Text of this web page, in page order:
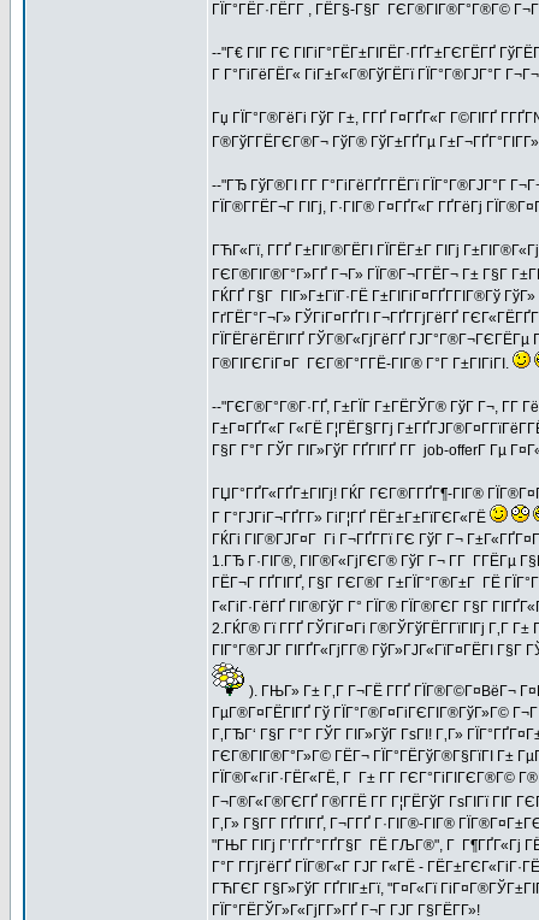
ГЇГ°ГЁГ·ГЁГ­Г , ГЁГ§-Г§Г ГЄГ®ГІГ®Г°Г®Г©
--"Г€ ГІГ ГЄ ГІГіГ°ГЁГ±ГІГЁГ·ГҐГ±ГЄГЁГҐ
Г Г°ГіГёГЁГ« ГіГ±Г«Г®ГўГЁГї ГЇГ°Г®ГЈГ°Г
Гџ ГЇГ°Г®ГёГі ГўГ Г±, Г­ГҐ Г¤ГҐГ«Г Г©ГІГҐ
Г®ГўГ­ГЁГЄГ®Г¬ ГўГ® ГўГ±ГҐГµ
--"ГЂ ГўГ®ГІ Г­Г Г°ГіГёГҐГ­ГЁГї ГЇГ°Г®ГЈГ°Г
ГЇГ®Г­ГЁГ¬Г ГІГј, Г·ГІГ® Г¤ГҐГ«Г ГҐГёГј
ГЋГ«Гї, Г­ГҐ Г±ГІГ®ГЁГІ ГЇГЁГ±Г ГІГј
ГЄГ®ГІГ®Г°Г»ГҐ Г¬Г» ГЇГ®Г¬Г­ГЁГ¬ Г± Г§Г
ГЌГҐ Г§Г ГІГ»Г±ГїГ·ГЁ Г±ГІГіГ¤ГҐГ­ГІГ®Гў
ГґГЁГ°Г¬Г» ГЎГіГ¤ГҐГІ Г¬ГҐГ­ГјГёГҐ
ГЇГЁГёГЁГІГҐ ГЎГ®Г«ГјГёГҐ ГЈГ°Г®Г¬ГЄГЁГµ
Г®ГІГЄГіГ¤Г ГЄГ®Г°Г­ГЁ-ГІГ® Г°Г Г±ГІГіГІ.
--"ГЄГ®Г°Г®Г·ГҐ, Г±ГЇГ Г±ГЁГЎГ® ГўГ Г¬, Г­Г
Г±Г¤ГҐГ«Г Г«ГЁ Г¦ГЁГ§Г­Гј
Г§Г Г°Г ГЎГ ГІГ»ГўГ ГҐГІГҐ Г­Г job-offerГ Гµ
ГЏГ°ГҐГ«ГҐГ±ГІГј! ГЌГ ГЄГ®Г­ГҐГ¶-ГІГ®
Г Г°ГЈГіГ¬ГҐГ­Г» ГіГ¦ГҐ ГЁГ±Г±ГїГЄГ«ГЁ
ГЌГі ГІГ®ГЈГ¤Г Гі Г¬ГҐГ­Гї ГЄ ГўГ Г¬
1.ГЂ Г·ГІГ®, ГІГ®Г«ГјГЄГ® ГўГ Г¬ Г­Г Г­ГЁГµ
ГЁГ¬Г ГҐГІГҐ, Г§Г ГЄГ®Г­ Г±ГЇГ°Г®Г±Г ГЁ
Г«ГіГ·ГёГҐ ГІГ®ГўГ Г° ГЇГ® ГЇГ®ГЄГ Г§Г
2.ГЌГ® Гї Г­ГҐ ГЎГіГ¤Гі Г®ГЎГўГЁГ­ГїГІГј Г‚Г
ГІГ°Г®ГЈГ ГІГҐГ«ГјГ­Г® ГўГ»ГЈГ«ГїГ¤ГЁГІ
). ГЊГ» Г± Г‚Г Г¬ГЁ Г­ГҐ ГЇГ®Г©Г¤ВёГ¬
ГµГ®Г¤ГЁГІГҐ Гў ГЇГ°Г®Г¤ГіГЄГІГ®ГўГ»Г©
Г‚ГЂГ‘ Г§Г Г°Г ГЎГ ГІГ»ГўГ ГѕГІ! Г‚Г»
ГЄГ®ГІГ®Г°Г»Г© ГЁГ¬ ГЇГ°ГЁГўГ®Г§ГїГІ Г±
ГЇГ®Г«ГіГ·ГЁГ«ГЁ, Г Г± Г­Г ГЄГ°ГіГІГЄГ®Г©
Г¬Г®Г«Г®ГЄГҐ Г®Г­ГЁ Г­Г Г¦ГЁГўГ ГѕГІГї ГІГ
Г‚Г» Г§Г­Г ГҐГІГҐ, Г¬Г­ГҐ Г·ГІГ®-ГІГ®
"ГЊГ ГІГј Г’ГҐГ°ГҐГ§Г ГЁ ГЉГ®", Г Г¶ГҐГ«Гј
Г°Г Г­ГјГёГҐ ГЇГ®Г«Г ГЈГ Г«ГЁ -
ГЋГЄГ Г§Г»ГўГ ГҐГІГ±Гї, "Г¤Г«Гї
ГЇГ°ГЁГЎГ»Г«ГјГ­Г»ГҐ Г¬Г ГЈГ Г§ГЁГ­Г»!